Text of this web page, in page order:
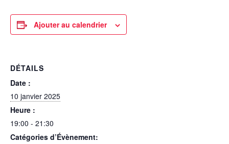
Ajouter au calendrier
DÉTAILS
Date :
10 janvier 2025
Heure :
19:00 - 21:30
Catégories d’Évènement: